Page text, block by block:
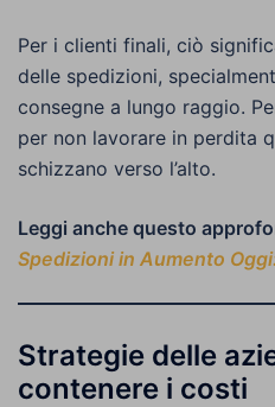
Per i clienti finali, ciò
delle spedizioni,
consegne a lungo raggio.
per non lavorare in perdita
schizzano verso l’alto.
Leggi anche questo
Spedizioni in Aumento
Strategie delle
contenere i costi